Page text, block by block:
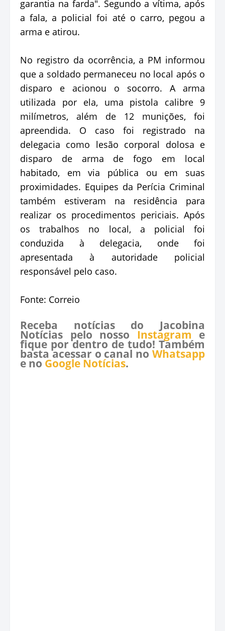
garantia na farda". Segundo a vítima, após
a fala, a policial foi até o carro, pegou a
arma e atirou.
No registro da ocorrência, a PM informou
que a soldado permaneceu no local após o
disparo e acionou o socorro. A arma
utilizada por ela, uma pistola calibre 9
milímetros, além de 12 munições, foi
apreendida. O caso foi registrado na
delegacia como lesão corporal dolosa e
disparo de arma de fogo em local
habitado, em via pública ou em suas
proximidades. Equipes da Perícia Criminal
também estiveram na residência para
realizar os procedimentos periciais. Após
os trabalhos no local, a policial foi
conduzida à delegacia, onde foi
apresentada à autoridade policial
responsável pelo caso.
Fonte: Correio
Receba notícias do Jacobina
Notícias pelo nosso Instagram e
fique por dentro de tudo! Também
basta acessar o canal no Whatsapp
e no Google Notícias.